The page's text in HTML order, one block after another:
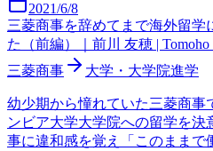
2021/6/8
三菱商事を辞めてまで海外留学
た（前編）｜前川 友穂 | Tomoho
三菱商事
大学・大学院進学
幼少期から憧れていた三菱商事
ンビア大学大学院への留学を決
事に違和感を覚え「このままで